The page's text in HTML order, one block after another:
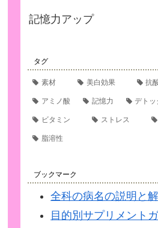
記憶力アップ
タグ
素材 美白効果 抗
アミノ酸 記憶力 デトッ
ビタミン ストレス
脂溶性
ブックマーク
全科の病名の説明と
目的別サプリメント